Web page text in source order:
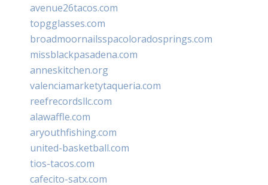
avenue26tacos.com
topgglasses.com
broadmoornailsspacoloradosprings.com
missblackpasadena.com
anneskitchen.org
valenciamarketytaqueria.com
reefrecordsllc.com
alawaffle.com
aryouthfishing.com
united-basketball.com
tios-tacos.com
cafecito-satx.com